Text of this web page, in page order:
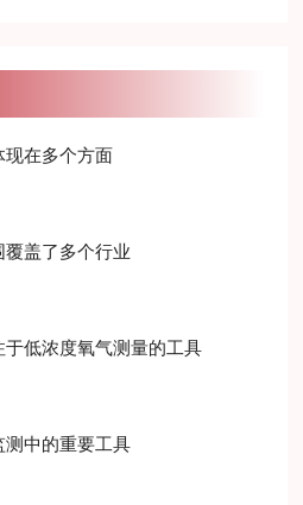
现在多个方面
盖了多个行业
低浓度氧气测量的工具
测中的重要工具